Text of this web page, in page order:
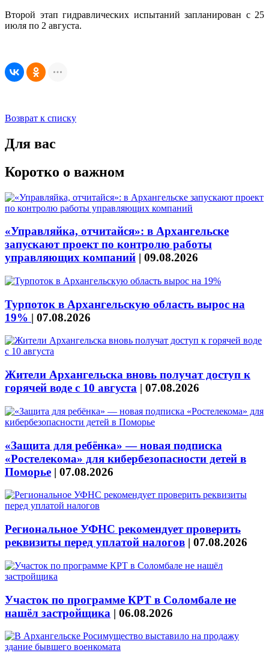
Второй этап гидравлических испытаний запланирован с 25
июля по 2 августа.
Возврат к списку
Для вас
Коротко о важном
«Управляйка, отчитайся»: в Архангельске
запускают проект по контролю работы
управляющих компаний | 09.08.2026
Турпоток в Архангельскую область вырос на
19% | 07.08.2026
Жители Архангельска вновь получат доступ к
горячей воде с 10 августа | 07.08.2026
«Защита для ребёнка» — новая подписка
«Ростелекома» для кибербезопасности детей в
Поморье | 07.08.2026
Региональное УФНС рекомендует проверить
реквизиты перед уплатой налогов | 07.08.2026
Участок по программе КРТ в Соломбале не
нашёл застройщика | 06.08.2026